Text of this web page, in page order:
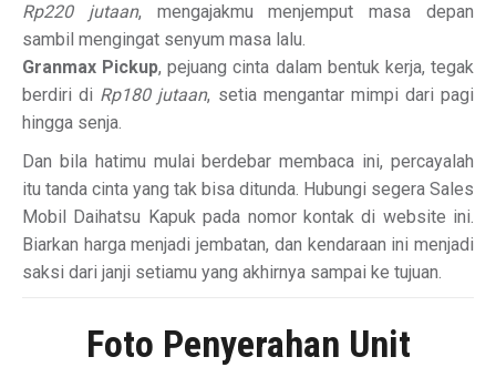
Rp220 jutaan, mengajakmu menjemput masa depan
sambil mengingat senyum masa lalu.
Granmax Pickup, pejuang cinta dalam bentuk kerja, tegak
berdiri di Rp180 jutaan, setia mengantar mimpi dari pagi
hingga senja.
Dan bila hatimu mulai berdebar membaca ini, percayalah
itu tanda cinta yang tak bisa ditunda. Hubungi segera Sales
Mobil Daihatsu Kapuk pada nomor kontak di website ini.
Biarkan harga menjadi jembatan, dan kendaraan ini menjadi
saksi dari janji setiamu yang akhirnya sampai ke tujuan.
Foto Penyerahan Unit